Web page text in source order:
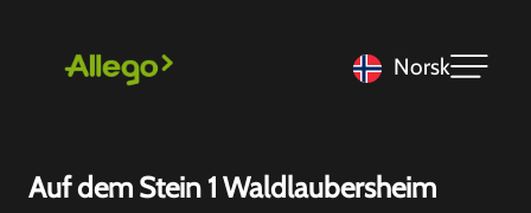
Norsk
Auf dem Stein 1 Waldlaubersheim